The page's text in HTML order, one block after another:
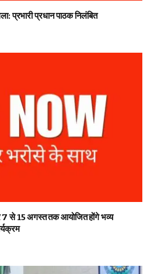
प्रभारी प्रधान पाठक निलंबित
7 से 15 अगस्त तक आयोजित होंगे भव्य